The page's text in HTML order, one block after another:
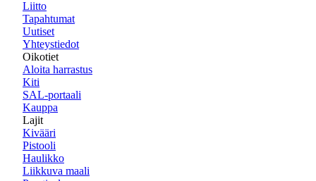
Liitto
Tapahtumat
Uutiset
Yhteystiedot
Oikotiet
Aloita harrastus
Kiti
SAL-portaali
Kauppa
Lajit
Kivääri
Pistooli
Haulikko
Liikkuva maali